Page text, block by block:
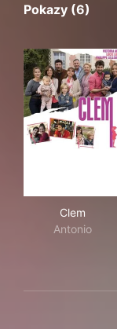
Pokazy (6)
Clem
Antonio